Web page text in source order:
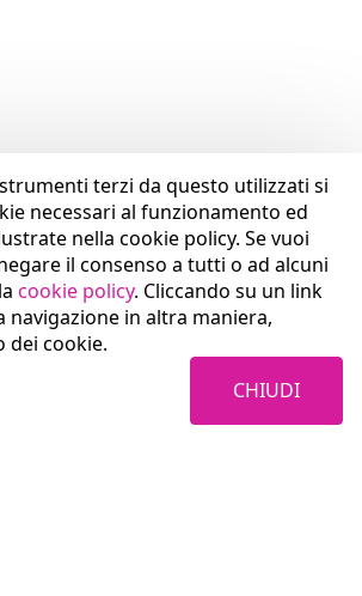
terzi da questo utilizzati si
necessari al funzionamento ed
nella cookie policy. Se vuoi
il consenso a tutti o ad alcuni
cookie policy. Cliccando su un link
navigazione in altra maniera,
dei cookie.
CHIUDI